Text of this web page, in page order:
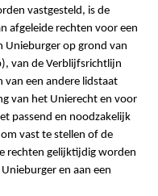
vastgesteld, is de
afgeleide rechten voor een
Unieburger op grond van
van de Verblijfsrichtlijn
een andere lidstaat
van het Unierecht en voor
passend en noodzakelijk
vast te stellen of de
rechten gelijktijdig worden
en aan een